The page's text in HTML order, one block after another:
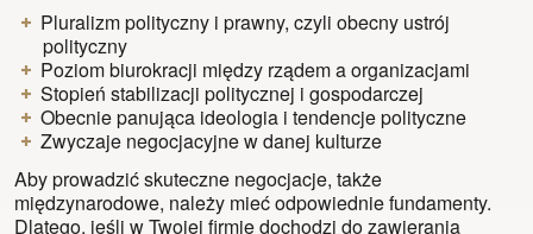
Pluralizm polityczny i prawny, czyli obecny ustrój
polityczny
Poziom biurokracji między rządem a organizacjami
Stopień stabilizacji politycznej i gospodarczej
Obecnie panująca ideologia i tendencje polityczne
Zwyczaje negocjacyjne w danej kulturze
Aby prowadzićskuteczne negocjacje, także
międzynarodowe, należy mieć odpowiednie fundamenty.
Dlatego, jeśli w Twojej firmie dochodzi do zawierania